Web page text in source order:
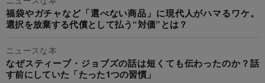
福袋やガチャなど「選べない商品」に現代人がハマるワケ。
選択を放棄する代償として払う“対価”とは？
ニュースな本
なぜスティーブ・ジョブズの話は短くても伝わったのか？話
す前にしていた「たった1つの習慣」